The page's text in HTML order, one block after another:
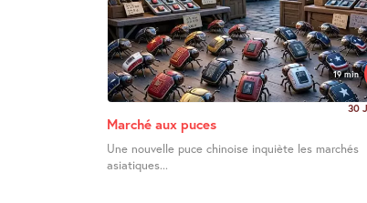
19 min
30
Marché aux puces
Une nouvelle puce chinoise inquiète les marchés
asiatiques...